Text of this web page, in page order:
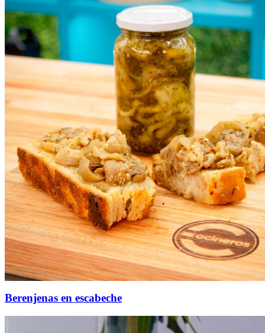
Berenjenas en escabeche